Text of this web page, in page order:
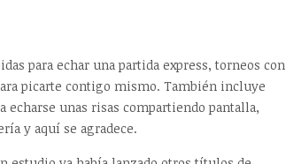
para echar una partida express, torneos con
picarte contigo mismo. También incluye
unas risas compartiendo pantalla,
y aquí se agradece.